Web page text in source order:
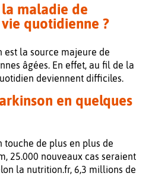
maladie de
quotidienne ?
est la source majeure de
âgées. En effet, au fil de la
deviennent difficiles.
en quelques
touche de plus en plus de
25.000 nouveaux cas seraient
la nutrition.fr, 6,3 millions de